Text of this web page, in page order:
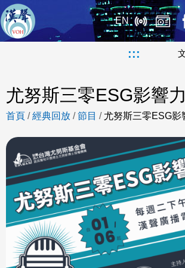
EN
:::
尤努斯三零ESG影響
首頁 /經典回放 /節目 / 尤努斯三零ESG影